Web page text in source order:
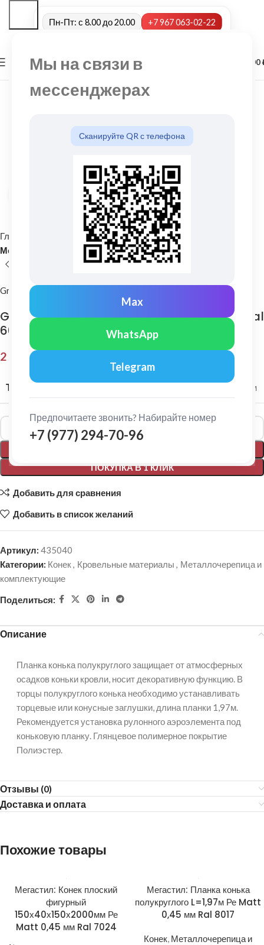
Мы на связи в
мессенджерах
Сканируйте QR с телефона
Max
WhatsApp
Telegram
Предпочитаете звонить? Набирайте номер
+7 (977) 294-70-96
Пн-Пт: с 8.00 до 20.00 +7 967 063-02-22
МЕНЮ 0,00
Нажмите, чтобы увеличить
Главная
Кровельные материалы
Металлочерепица и комплектующие
Grand Line
Grand Line: Конек полукруглый Pe 0,45 мм Ral
6005
2 515,00
ТОЛЩИНА МЕТАЛЛА 0,45 мм
ПОКУПКА В 1 КЛИК
Alternative:
Добавить для сравнения
Добавить в список желаний
Артикул: 435040
Категории: Конек, Кровельные материалы , Металлочерепица и
комплектующие
Поделиться:
Описание
Планка конька полукруглого защищает от атмосферных
осадков коньки кровли, носит декоративную функцию. В
торцы полукруглого конька необходимо устанавливать
торцевые или конусные заглушки, длина планки 1,97м.
Рекомендуется установка рулонного аэроэлемента под
коньковую планку. Глянцевое полимерное покрытие
Полиэстер.
Отзывы (0)
Доставка и оплата
Похожие товары
Мегастил: Конек плоский
фигурный
150х40х150х2000мм Ре
Matt 0,45 мм Ral 7024
Мегастил: Планка конька
полукруглого L=1,97м Ре Matt
0,45 мм Ral 8017
Конек, Металлочерепица и